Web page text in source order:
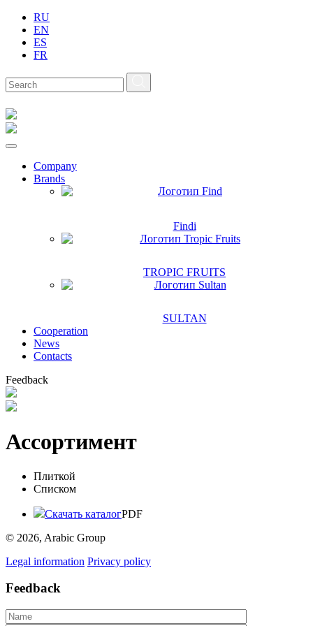
RU
EN
ES
FR
Company
Brands
Findi
TROPIC FRUITS
SULTAN
Сooperation
News
Contacts
Feedback
Ассортимент
Плиткой
Списком
Скачать каталогPDF
© 2026, Arabic Group
Legal information Privacy policy
Feedback